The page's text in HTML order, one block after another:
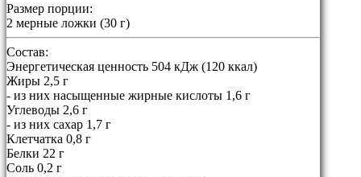
Размер порции:
2 мерные ложки (30 г)
Состав:
Энергетическая ценность 504 кДж (120 ккал)
Жиры 2,5 г
- из них насыщенные жирные кислоты 1,6 г
Углеводы 2,6 г
- из них сахар 1,7 г
Клетчатка 0,8 г
Белки 22 г
Соль 0,2 г